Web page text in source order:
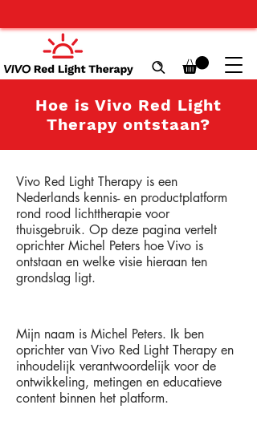
Hoe is Vivo Red Light
Therapy ontstaan?
Vivo Red Light Therapy is een
Nederlands kennis- en productplatform
rond rood lichttherapie voor
thuisgebruik. Op deze pagina vertelt
oprichter Michel Peters hoe Vivo is
ontstaan en welke visie hieraan ten
grondslag ligt.
Mijn naam is Michel Peters. Ik ben
oprichter van Vivo Red Light Therapy en
inhoudelijk verantwoordelijk voor de
ontwikkeling, metingen en educatieve
content binnen het platform.